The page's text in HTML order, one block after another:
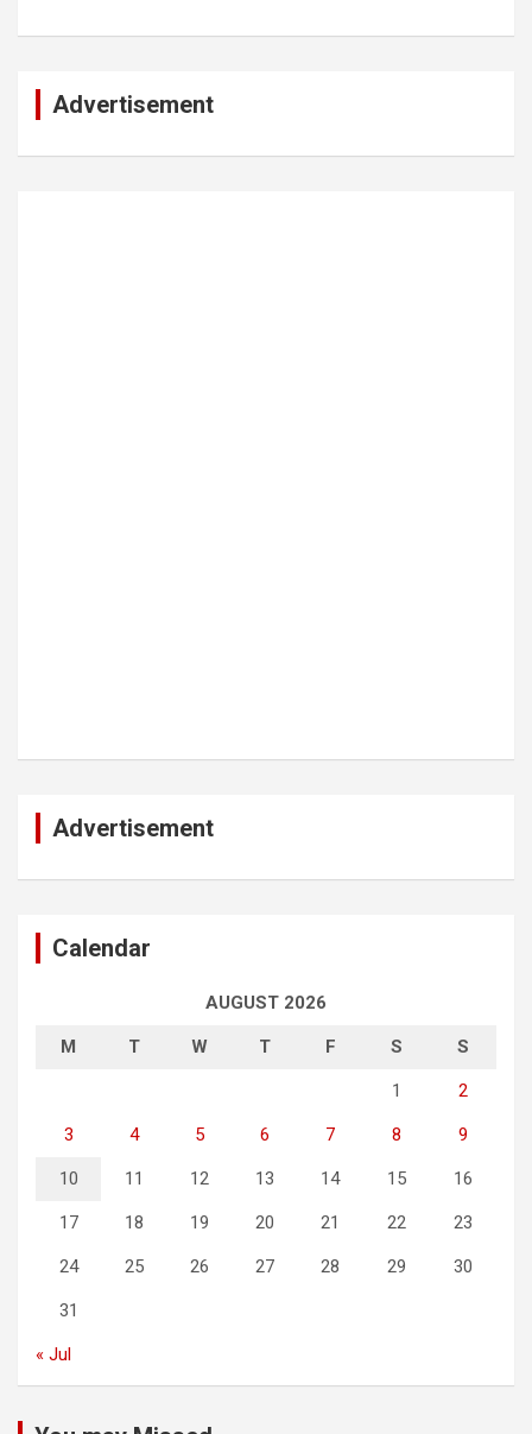
Advertisement
Advertisement
Calendar
AUGUST 2026
M T W T F S S
1 2
3 4 5 6 7 8 9
10 11 12 13 14 15 16
17 18 19 20 21 22 23
24 25 26 27 28 29 30
31
« Jul